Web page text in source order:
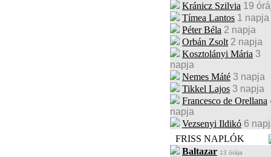
Kránicz Szilvia 19
Tímea Lantos 1 napja
Péter Béla 2 napja
Orbán Zsolt 2 napja
Kosztolányi Mária 3
napja
Nemes Máté 3 napja
Tikkel Lajos 3 napja
Francesco de Orellana
napja
Vezsenyi Ildikó 6
FRISS NAPLÓK
Baltazar 13 órája